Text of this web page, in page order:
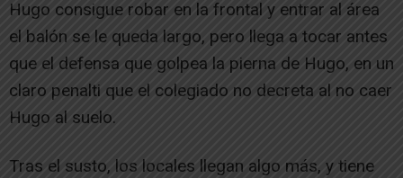
Hugo consigue robar en la frontal y entrar al área
el balón se le queda largo, pero llega a tocar antes
que el defensa que golpea la pierna de Hugo, en un
claro penalti que el colegiado no decreta al no caer
Hugo al suelo.
Tras el susto, los locales llegan algo más, y tiene